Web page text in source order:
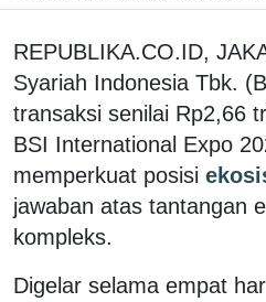
REPUBLIKA.CO.ID,
Syariah Indonesia Tbk.
transaksi senilai Rp2,66
BSI International Expo
memperkuat posisi
jawaban atas tantangan
kompleks.
Digelar selama empat